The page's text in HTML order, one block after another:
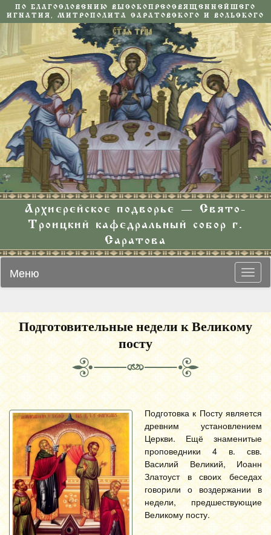
ПО БЛАГОСЛОВЕНИЮ ВЫСОКОПРЕОСВЯЩЕННЕЙШЕГО
ИГНАТИЯ, МИТРОПОЛИТА САРАТОВСКОГО И ВОЛЬСКОГО
Архиерейское подворье — Свято-
Троицкий кафедральный собор г.
Саратова
Меню
Подготовительные недели к Великому
посту
Подготовка к Посту является
древним установлением
Церкви. Ещё знаменитые
проповедники 4 в. свв.
Василий Великий, Иоанн
Златоуст в своих беседах
говорили о воздержании в
недели, предшествующие
Великому посту.